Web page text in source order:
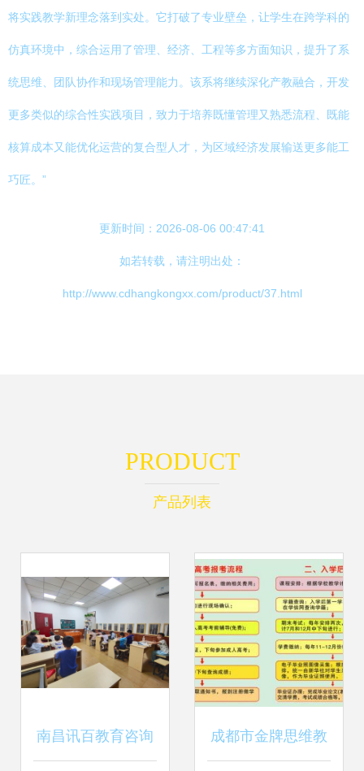
将实践教学新理念落到实处。它打破了专业壁垒，让学生在跨学科的
仿真环境中，综合运用了管理、经济、工程等多方面知识，提升了系
统思维、团队协作和现场管理能力。该系将继续深化产教融合，开发
更多类似的综合性实践项目，致力于培养既懂管理又熟悉流程、既能
核算成本又能优化运营的复合型人才，为区域经济发展输送更多能工
巧匠。”
更新时间：2026-08-06 00:47:41
如若转载，请注明出处：
http://www.cdhangkongxx.com/product/37.html
PRODUCT
产品列表
南昌讯百教育咨询 成都市金牌思维教